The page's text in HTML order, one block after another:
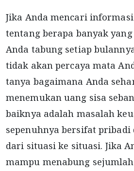
Jika Anda mencari
tentang berapa banyak
Anda tabung setiap
tidak akan percaya mata
tanya bagaimana Anda
menemukan uang sisa
baiknya adalah masalah
sepenuhnya bersifat
dari situasi ke situasi. Jika
mampu menabung